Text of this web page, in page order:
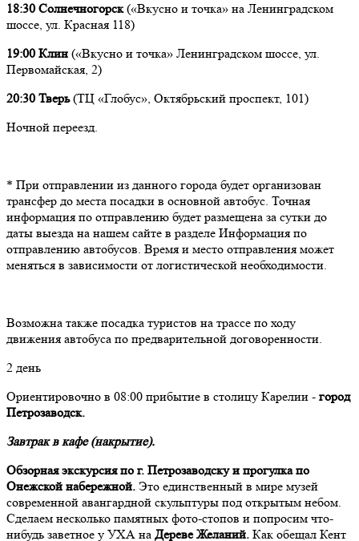
18:30 Солнечногорск(«Вкусно и точка» на Ленинградском
шоссе, ул. Красная 118)
19:00 Клин («Вкусно и точка» Ленинградском шоссе, ул.
Первомайская, 2)
20:30 Тверь(ТЦ «Глобус», Октябрьский проспект, 101)
Ночной переезд.
* При отправлении из данного города будет организован
трансфер до места посадки в основной автобус. Точная
информация по отправлению будет размещена за сутки до
даты выезда на нашем сайте в разделе Информация по
отправлению автобусов. Время и место отправления может
меняться в зависимости от логистической необходимости.
Возможна также посадка туристов на трассе по ходу
движения автобуса по предварительной договоренности.
2 день
Ориентировочно в 08:00 прибытие в столицу Карелии - город
Петрозаводск.
Завтрак в кафе (накрытие).
Обзорная экскурсия по г. Петрозаводску и прогулка по
Онежской набережной. Это единственный в мире музей
современной авангардной скульптуры под открытым небом.
Сделаем несколько памятных фото-стопов и попросим что-
нибудь заветное у УХА на Дереве Желаний. Как обещал Кент